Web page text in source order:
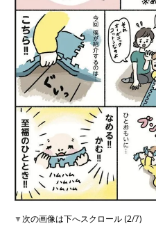
▼次の画像は下へスクロール (2/7)